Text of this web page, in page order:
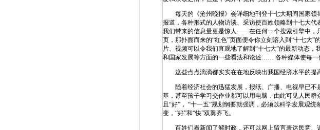
每天的《沧州晚报》会详细地刊登十七大期间国家领
报道，各种形式的人物访谈、采访使百姓领略到十七大
我们带来的信息量更是惊人――在任何一个搜索引擎中，
页，那扑面而来的“红色”页面便令你立刻溶入到“十七大
片、视频可以令我们直观地了解到“十七大”的最新动态
和国家发展等方面的一些看法和论述…… 各种媒体使每一
这些点点滴滴都实实在在地反映出我国经济水平的提
随着经济社会的迅猛发展，报纸、广播、电视早已不
基，甚至孩子学习交作业都可以用电脑，由此可见人民
且“好”， “十一五”规划纲要就强调，必须以科学发展观
变，“好”和“快”双翼齐飞。
百姓们看新闻了解时政，还可以网上留言表达民意、